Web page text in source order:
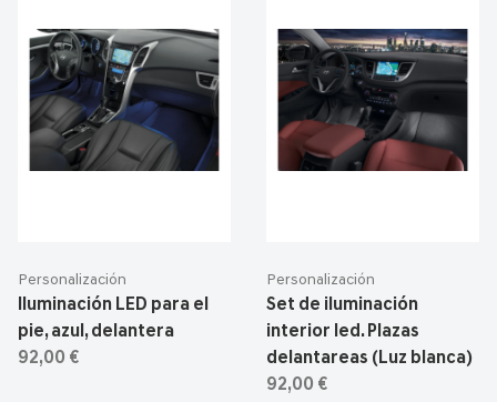
Personalización
Iluminación LED para el
pie, azul, delantera
92,00 €
Personalización
Set de iluminación
interior led. Plazas
delantareas (Luz blanca)
92,00 €